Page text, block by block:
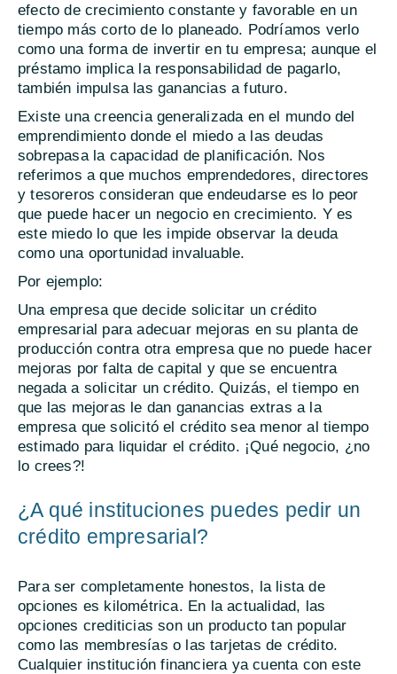
efecto de crecimiento constante y favorable en un
tiempo más corto de lo planeado. Podríamos verlo
como una forma de invertir en tu empresa; aunque el
préstamo implica la responsabilidad de pagarlo,
también impulsa las ganancias a futuro.
Existe una creencia generalizada en el mundo del
emprendimiento donde el miedo a las deudas
sobrepasa la capacidad de planificación. Nos
referimos a que muchos emprendedores, directores
y tesoreros consideran que endeudarse es lo peor
que puede hacer un negocio en crecimiento. Y es
este miedo lo que les impide observar la deuda
como una oportunidad invaluable.
Por ejemplo:
Una empresa que decide solicitar un crédito
empresarial para adecuar mejoras en su planta de
producción contra otra empresa que no puede hacer
mejoras por falta de capital y que se encuentra
negada a solicitar un crédito. Quizás, el tiempo en
que las mejoras le dan ganancias extras a la
empresa que solicitó el crédito sea menor al tiempo
estimado para liquidar el crédito. ¡Qué negocio, ¿no
lo crees?!
¿A qué instituciones puedes pedir un
crédito empresarial?
Para ser completamente honestos, la lista de
opciones es kilométrica. En la actualidad, las
opciones crediticias son un producto tan popular
como las membresías o las tarjetas de crédito.
Cualquier institución financiera ya cuenta con este